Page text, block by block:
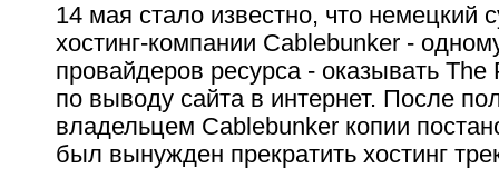
14 мая стало известно, что немецкий
хостинг-компании Cablebunker -
провайдеров ресурса - оказывать The
по выводу сайта в интернет. После
владельцем Cablebunker копии
был вынужден прекратить хостинг